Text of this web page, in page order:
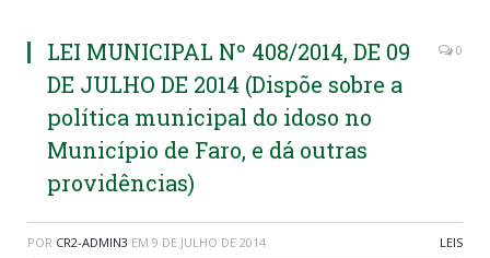
LEI MUNICIPAL Nº 408/2014, DE 09
DE JULHO DE 2014 (Dispõe sobre a
política municipal do idoso no
Município de Faro, e dá outras
providências)
0
POR CR2-ADMIN3 EM 9 DE JULHO DE 2014 LEIS